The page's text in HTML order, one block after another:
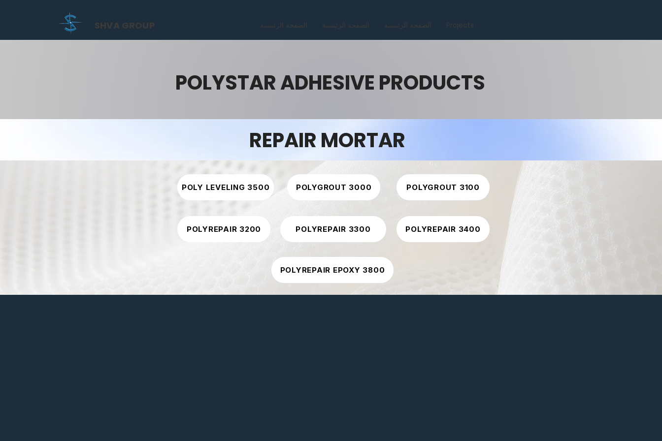
الصفحة الرئيسية الصفحة الرئيسية الصفحة الرئيسية Projects
SHVA GROUP
POLYSTAR ADHESIVE PRODUCTS
REPAIR MORTAR
POLY LEVELING 3500 POLYGROUT 3000 POLYGROUT 3100
POLYREPAIR 3200 POLYREPAIR 3300 POLYREPAIR 3400
POLYREPAIR EPOXY 3800